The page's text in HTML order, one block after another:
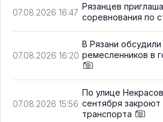
07.08.2026 16:47
Рязанцев
соревнования по
07.08.2026 16:20
В Рязани обсудили
ремесленников в
07.08.2026 15:56
По улице
сентября
транспорта